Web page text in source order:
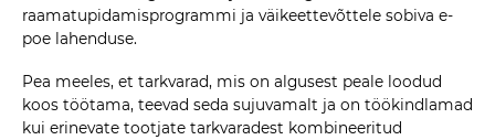
raamatupidamisprogrammi ja väikeettevõttele sobiva e-
poe lahenduse.
Pea meeles, et tarkvarad, mis on algusest peale loodud
koos töötama, teevad seda sujuvamalt ja on töökindlamad
kui erinevate tootjate tarkvaradest kombineeritud